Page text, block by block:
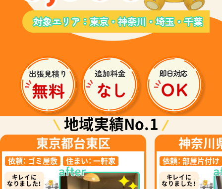
地域実績No.1
東京都台東区
依頼： ゴミ屋敷 住まい： 一軒家
キレイに
なりました！
神奈川
依頼： 部屋片付け
キレイに
なりました！